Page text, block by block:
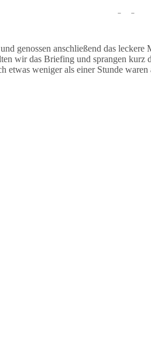
sahen während des Tauchgangs
genossen anschließend das leckere
wir das Briefing und sprangen kurz
etwas weniger als einer Stunde